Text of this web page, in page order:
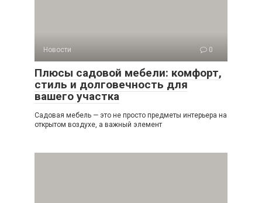
Новости 0
Плюсы садовой мебели: комфорт,
стиль и долговечность для
вашего участка
Садовая мебель — это не просто предметы интерьера на
открытом воздухе, а важный элемент